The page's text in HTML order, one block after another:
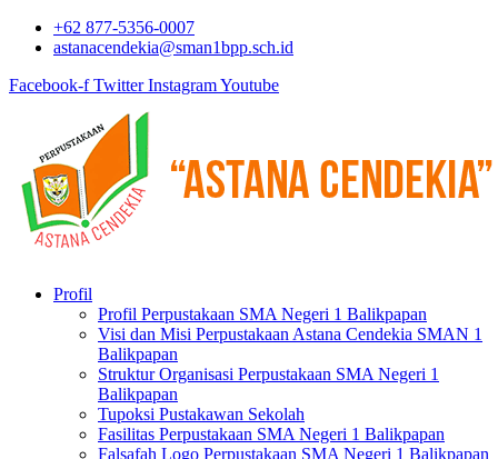
+62 877-5356-0007
astanacendekia@sman1bpp.sch.id
Facebook-f Twitter InstagramYoutube
Profil
Profil Perpustakaan SMA Negeri 1 Balikpapan
Visi dan Misi Perpustakaan Astana Cendekia SMAN 1
Balikpapan
Struktur Organisasi Perpustakaan SMA Negeri 1
Balikpapan
Tupoksi Pustakawan Sekolah
Fasilitas Perpustakaan SMA Negeri 1 Balikpapan
Falsafah Logo Perpustakaan SMA Negeri 1 Balikpapan